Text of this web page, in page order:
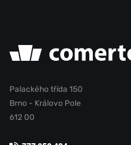
Palackého třída 150
Brno - Královo Pole
612 00